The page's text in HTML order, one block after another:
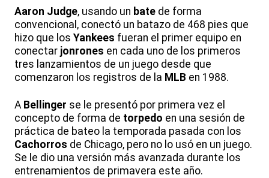
Aaron Judge, usando un bate de forma
convencional, conectó un batazo de 468 pies que
hizo que los Yankees fueran el primer equipo en
conectar jonrones en cada uno de los primeros
tres lanzamientos de un juego desde que
comenzaron los registros de la MLB en 1988.
A Bellinger se le presentó por primera vez el
concepto de forma de torpedo en una sesión de
práctica de bateo la temporada pasada con los
Cachorros de Chicago, pero no lo usó en un juego.
Se le dio una versión más avanzada durante los
entrenamientos de primavera este año.